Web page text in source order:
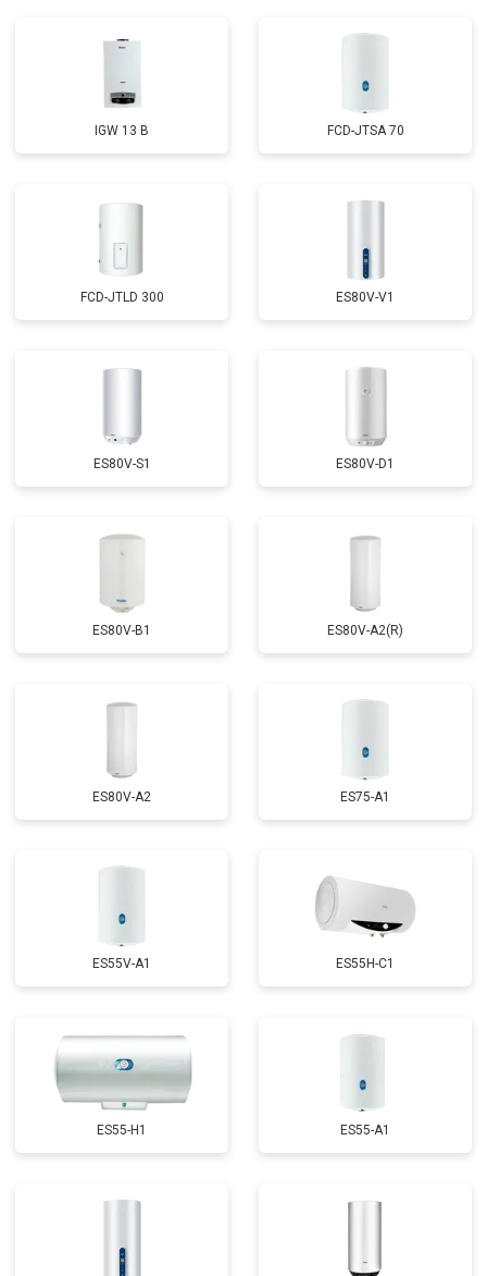
IGW 13 B FCD-JTSA 70
FCD-JTLD 300 ES80V-V1
ES80V-S1 ES80V-D1
ES80V-B1 ES80V-A2(R)
ES80V-A2 ES75-A1
ES55V-A1 ES55H-C1
ES55-H1 ES55-A1